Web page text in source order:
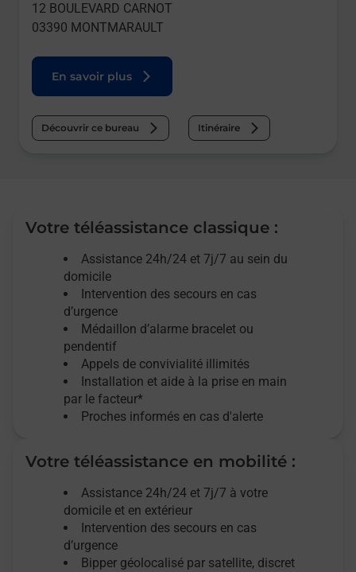
12 BOULEVARD CARNOT
03390 MONTMARAULT
En savoir plus
Découvrir ce bureau Itinéraire
Votre téléassistance classique :
Assistance 24h/24 et 7j/7 au sein du
domicile
Intervention des secours en cas
d’urgence
Médaillon d’alarme bracelet ou
pendentif
Appels de convivialité illimités
Installation et aide à la prise en main
par le facteur*
Proches informés en cas d'alerte
Votre téléassistance en mobilité :
Assistance 24h/24 et 7j/7 à votre
domicile et en extérieur
Intervention des secours en cas
d’urgence
Bipper géolocalisé par satellite, discret